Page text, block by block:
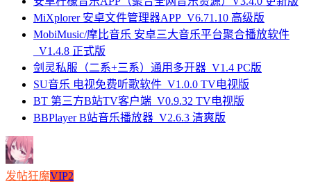
MiXplorer 安卓文件管理器APP_V6.71.10 高级版
MobiMusic/摩比音乐 安卓三大音乐平台聚合播放软件
_V1.4.8 正式版
剑灵私服（二系+三系）通用多开器_V1.4 PC版
SU音乐 电视免费听歌软件_V1.0.0 TV电视版
BT 第三方B站TV客户端_V0.9.32 TV电视版
BBPlayer B站音乐播放器_V2.6.3 清爽版
发帖狂魔VIP2